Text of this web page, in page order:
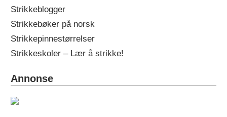
Strikkeblogger
Strikkebøker på norsk
Strikkepinnestørrelser
Strikkeskoler – Lær å strikke!
Annonse